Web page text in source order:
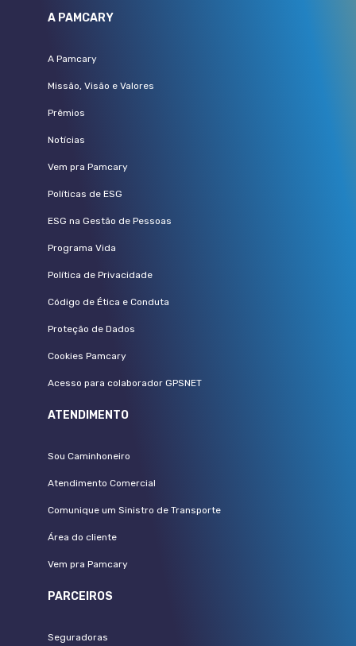
A PAMCARY
A Pamcary
Missão, Visão e Valores
Prêmios
Notícias
Vem pra Pamcary
Políticas de ESG
ESG na Gestão de Pessoas
Programa Vida
Política de Privacidade
Código de Ética e Conduta
Proteção de Dados
Cookies Pamcary
Acesso para colaborador GPSNET
ATENDIMENTO
Sou Caminhoneiro
Atendimento Comercial
Comunique um Sinistro de Transporte
Área do cliente
Vem pra Pamcary
PARCEIROS
Seguradoras